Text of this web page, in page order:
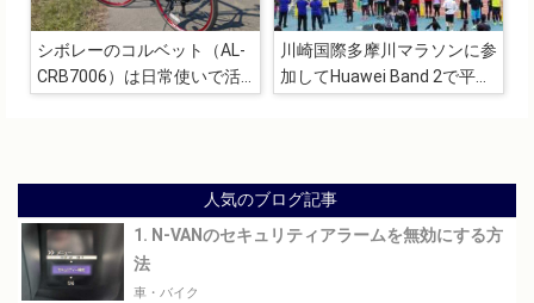
シボレーのコルベット（AL-
CRB7006）は日常使いで活
川崎国際多摩川マラソンに参
加してHuawei Band 2で平均
人気のブログ記事
1. N-VANのセキュリティアラームを無効にする方
法
車・バイク